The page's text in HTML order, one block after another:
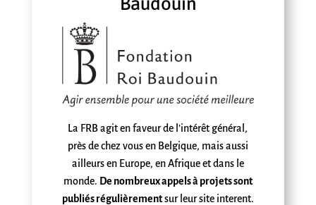
La FRB agiten faveur de l’intérêt général,
près de chez vous en Belgique, mais aussi
ailleurs en Europe, en Afrique et dans le
monde. De nombreux appels à projets sont
publiés régulièrementsur leur site interent.